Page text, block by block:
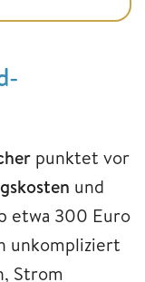
punktet vor
und
etwa 300 Euro
unkompliziert
Strom